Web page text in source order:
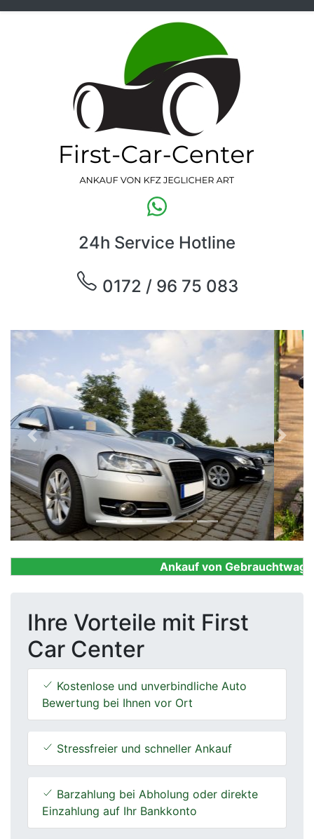
24h Service Hotline
0172 / 96 75 083
Previous Next
Ankauf von
Ihre Vorteile mit First
Car Center
Kostenlose und unverbindliche Auto
Bewertung bei Ihnen vor Ort
Stressfreier und schneller Ankauf
Barzahlung bei Abholung oder direkte
Einzahlung auf Ihr Bankkonto